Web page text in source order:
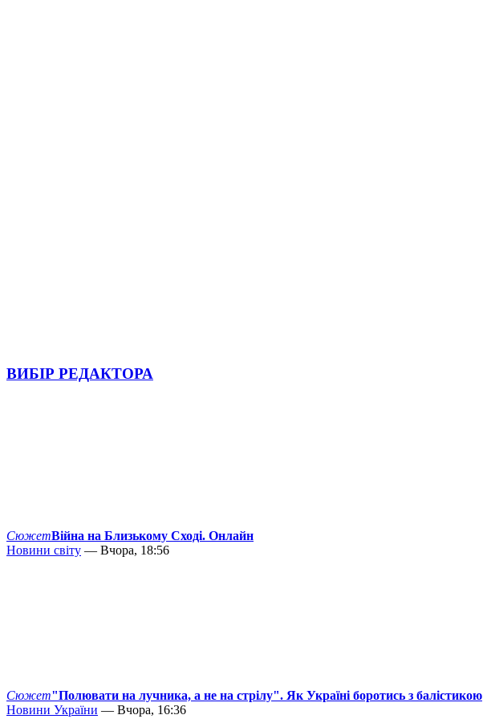
ВИБІР РЕДАКТОРА
СюжетВійна на Близькому Сході. Онлайн
Новини світу — Вчора, 18:56
Сюжет"Полювати на лучника, а не на стрілу". Як Україні боротись з балістикою
Новини України — Вчора, 16:36